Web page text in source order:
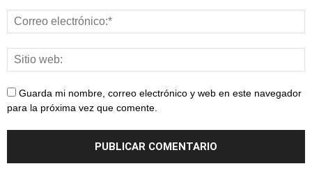
Guarda mi nombre, correo electrónico y web en este navegador
para la próxima vez que comente.